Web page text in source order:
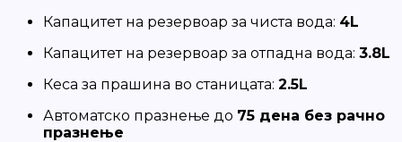
Капацитет на резервоар за чиста вода: 4L
Капацитет на резервоар за отпадна вода: 3.8L
Кеса за прашина во станицата: 2.5L
Автоматско празнење до 75 дена без рачно
празнење